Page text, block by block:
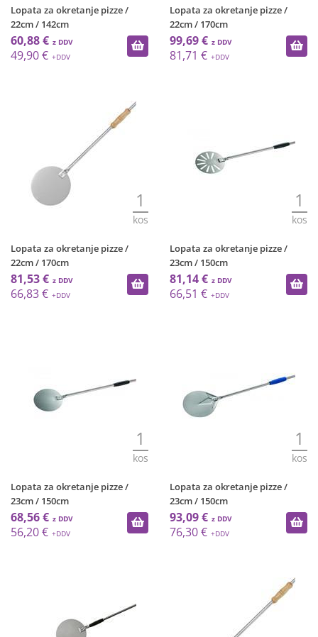
Lopata za okretanje pizze /
22cm / 142cm
60,88 €
49,90 €
Lopata za okretanje pizze /
22cm / 170cm
99,69 €
81,71 €
1
kos
Lopata za okretanje pizze /
22cm / 170cm
81,53 €
66,83 €
1
kos
Lopata za okretanje pizze /
23cm / 150cm
81,14 €
66,51 €
1
kos
Lopata za okretanje pizze /
23cm / 150cm
68,56 €
56,20 €
1
kos
Lopata za okretanje pizze /
23cm / 150cm
93,09 €
76,30 €